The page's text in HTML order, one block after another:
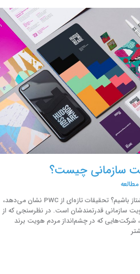
سازمانی چیست؟
چگونه در دنیای کسب‌وکار پیشتاز باشیم؟ تحقیقات تازه‌ای از PWC نشان می‌دهد،
سازمانی قدرتمندشان است. در نظرسنجی‌ که از
شرکت‌هایی که در چشم‌انداز مردم هویت برند